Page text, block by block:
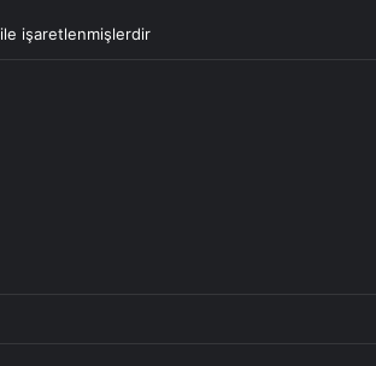
ile işaretlenmişlerdir